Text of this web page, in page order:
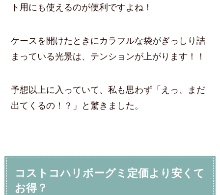
ト用にも使えるのが便利ですよね！
ケースを開けたときにカラフルな袋がぎっしり詰
まっている光景は、テンションが上がります！！
予想以上に入っていて、私も思わず「えっ、まだ
出てくるの！？」と驚きました。
コストコハリボーグミ定価より安くて
お得？